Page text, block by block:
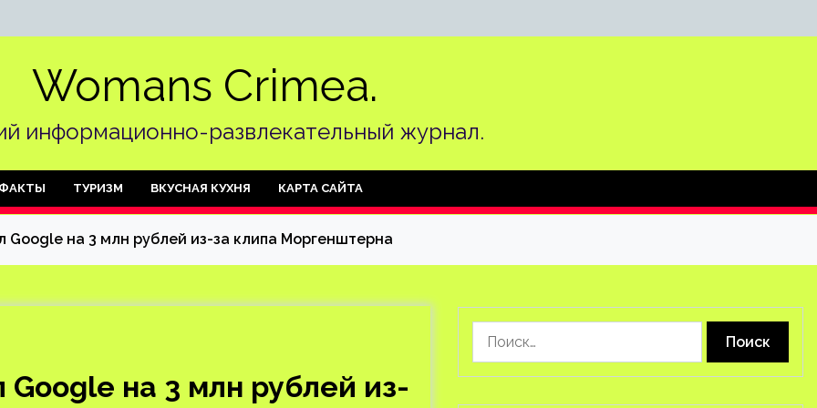
Womans Crimea.
информационно-развлекательный журнал.
ФАКТЫ ТУРИЗМ ВКУСНАЯ КУХНЯ КАРТА САЙТА
Google на 3 млн рублей из-за клипа Моргенштерна
на 3 млн рублей из-